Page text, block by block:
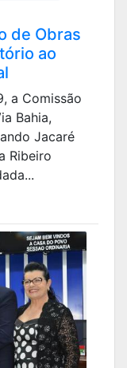
de Obras
ao
a Comissão
Bahia,
Jacaré
Ribeiro